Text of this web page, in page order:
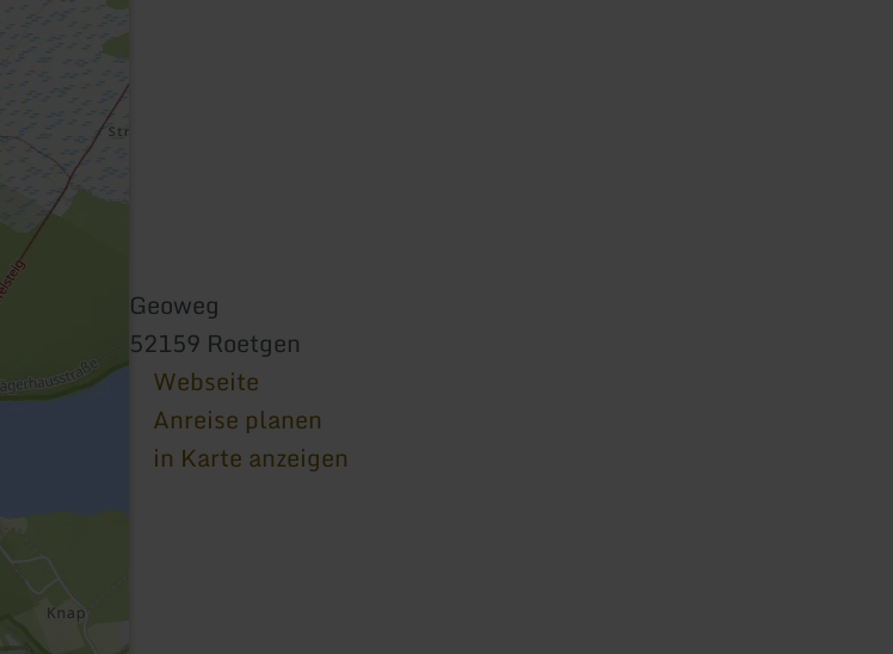
Geoweg
52159 Roetgen
Webseite
Anreise planen
in Karte anzeigen